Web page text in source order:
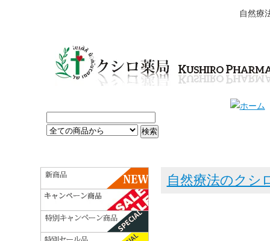
自然療
自然療法のクシ